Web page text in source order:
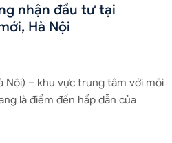
nhận đầu tư tại
Hà Nội
Nội) – khu vực trung tâm với môi
là điểm đến hấp dẫn của